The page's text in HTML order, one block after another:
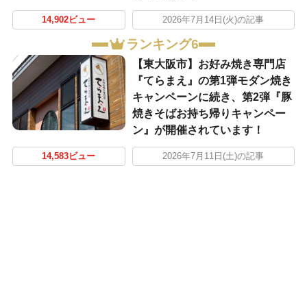
14,902ビュー 2026年7月14日(火)の記事
ランキング6
【東大阪市】お好み焼き専門店
『てらまえ』の第1弾モダン焼き
キャンペーンに続き、第2弾『豚
焼きそばお持ち帰りキャンペー
ン』が開催されています！
14,583ビュー 2026年7月11日(土)の記事